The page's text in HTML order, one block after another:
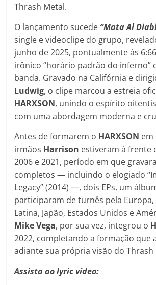
Thrash Metal.
O lançamento sucede “Mata Al
single e videoclipe do grupo,
junho de 2025, pontualmente às
irônico “horário padrão do inferno”
banda. Gravado na Califórnia e
Ludwig, o clipe marcou a estreia
HARXSON, unindo o espírito
com uma abordagem moderna e
Antes de formarem o HARXSON em
irmãos Harrison estiveram à frente
2006 e 2021, período em que
completos — incluindo o elogiado
Legacy” (2014) —, dois EPs, um
participaram de turnês pela Europa,
Latina, Japão, Estados Unidos e
Mike Vega, por sua vez, integrou o
2022, completando a formação que
adiante sua própria visão do Thrash
Assista ao lyric vídeo: